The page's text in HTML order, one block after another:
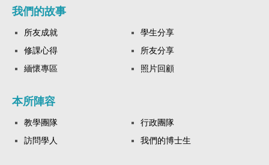
我們的故事
所友成就
學生分享
修課心得
所友分享
緬懷專區
照片回顧
本所陣容
教學團隊
行政團隊
訪問學人
我們的博士生